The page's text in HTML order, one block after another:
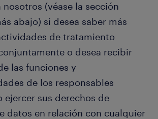
(véase la sección
abajo) si desea saber más
de tratamiento
o desea recibir
las funciones y
de los responsables
ejercer sus derechos de
datos en relación con cualquier